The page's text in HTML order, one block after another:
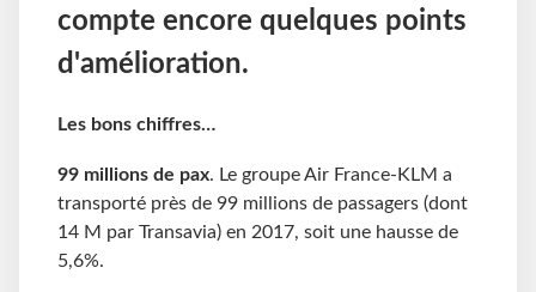
compte encore quelques points
d'amélioration.
Les bons chiffres…
99 millions de pax. Le groupe Air France-KLM a
transporté près de 99 millions de passagers (dont
14 M par Transavia) en 2017, soit une hausse de
5,6%.